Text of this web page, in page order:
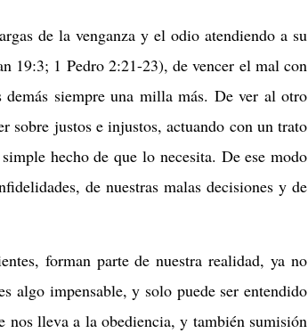
de la venganza y el odio atendiendo a su
19:3; 1 Pedro 2:21-23), de vencer el mal con
siempre una milla más. De ver al otro
sobre justos e injustos, actuando con un trato
hecho de que lo necesita. De ese modo
de nuestras malas decisiones y de
forman parte de nuestra realidad, ya no
algo impensable, y solo puede ser entendido
lleva a la obediencia, y también sumisión